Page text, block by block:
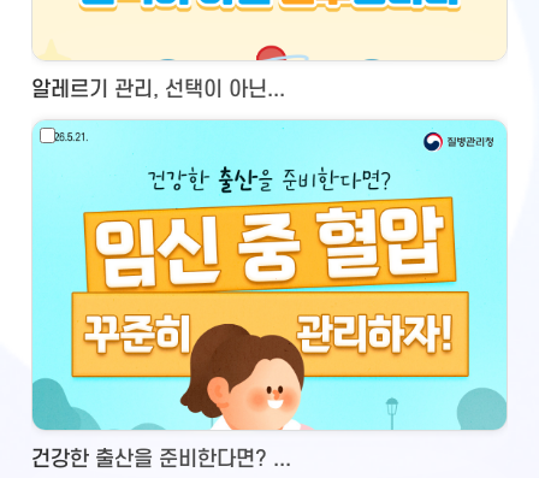
알레르기 관리, 선택이 아닌...
건강한 출산을 준비한다면? ...